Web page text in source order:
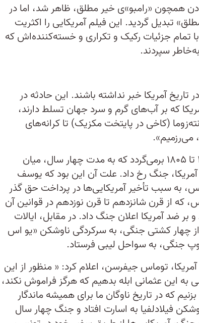
همچون «رامبو»ی خیر مطلق، ظاهر شد، اما در
تبدیل گردید. این فیلم آمریکایی را اکثریت
تمام جزئیات رکیک و تکراری و خسته‌کننده‌اش که
سپردند.
تاریخ آمریکا خبر نداشته باشند. این حادثه در
که بر آب‌های گرم و سرد جهان تسلط دارند،
(کاخی در پایتخت مکزیک) تا کرانه‌های
می‌رزمیم».
حادثه نامبرده به سال‌های ۱۸۰۱ تا ۱۸۰۵ برمی‌گردد که به مدت چهار سال، میان
جنگ رخ داد. علت آن این بود که یوسف
به سبب تأخیر آمریکایی‌ها در پرداخت حق‌ گذر
از قرن شانزدهم تا قرن نوزدهم در قوانین آن
ضد آمریکا اعلان جنگ داد. در مقابل، ایالات
چهار کشتی جنگی، به سرکردگی ناوشکن «یو اس
توماس جیفرسن، اعلام کرد: « منظور از این
این عثمانی ابله بدهیم که هرگز فراموش نکند،
که در تاریخ ناوگان ما برای همیشه ماندگار
فیلادلفیا به اسارت افتاد و جنگ چهار سال